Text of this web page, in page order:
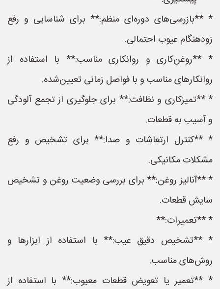
* **بازرسی‌های دوره‌ای منظم:** برای شناسایی و رفع
زودهنگام عیوب احتمالی.
* **روغن‌کاری و روانکاری مناسب:** با استفاده از
روانکارهای مناسب و با فواصل زمانی تعیین‌شده.
* **تمیزکاری و نظافت:** برای جلوگیری از تجمع آلودگی
و آسیب به قطعات.
* **کنترل ارتعاشات و صدا:** برای تشخیص و رفع
مشکلات مکانیکی.
* **آنالیز روغن:** برای بررسی وضعیت روغن و تشخیص
سایش قطعات.
* **تعمیرات:**
* **تشخیص دقیق عیب:** با استفاده از ابزارها و
روش‌های مناسب.
* **تعمیر یا تعویض قطعات معیوب:** با استفاده از